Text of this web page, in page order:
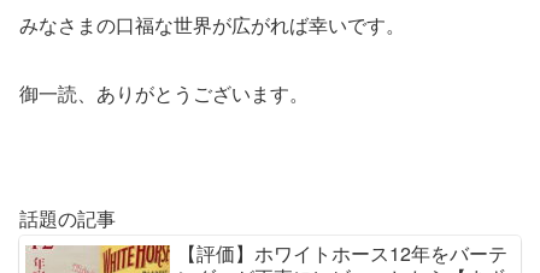
みなさまの口福な世界が広がれば幸いです。
御一読、ありがとうございます。
話題の記事
【評価】ホワイトホース12年をバーテ